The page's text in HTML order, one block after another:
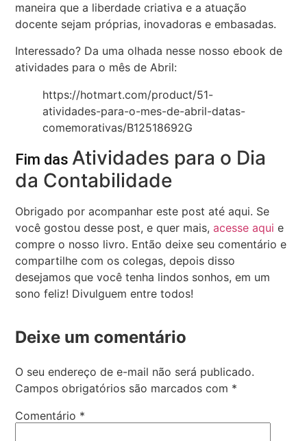
maneira que a liberdade criativa e a atuação
docente sejam próprias, inovadoras e embasadas.
Interessado? Da uma olhada nesse nosso ebook de
atividades para o mês de Abril:
https://hotmart.com/product/51-
atividades-para-o-mes-de-abril-datas-
comemorativas/B12518692G
Fim das Atividades para o Dia
da Contabilidade
Obrigado por acompanhar este post até aqui. Se
você gostou desse post, e quer mais,acesse aqui e
compre o nosso livro. Então deixe seu comentário e
compartilhe com os colegas, depois disso
desejamos que você tenha lindos sonhos, em um
sono feliz! Divulguem entre todos!
Deixe um comentário
O seu endereço de e-mail não será publicado.
Campos obrigatórios são marcados com *
Comentário *